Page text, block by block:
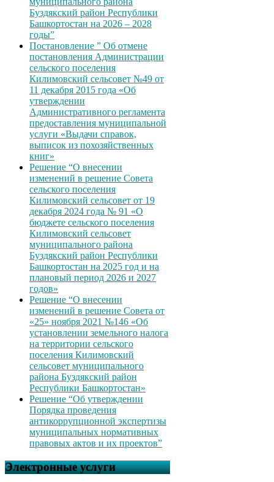
Буздякский район Республики
Башкортостан на 2026 – 2028
годы”
Постановление ” Об отмене
постановления Администрации
сельского поселения
Килимовский сельсовет №49 от
11 декабря 2015 года «Об
утверждении
Административного регламента
предоставления муниципальной
услуги «Выдачи справок,
выписок из похозяйственных
книг»
Решение “О внесении
изменений в решение Совета
сельского поселения
Килимовский сельсовет от 19
декабря 2024 года № 91 «О
бюджете сельского поселения
Килимовский сельсовет
муниципального района
Буздякский район Республики
Башкортостан на 2025 год и на
плановый период 2026 и 2027
годов»
Решение “О внесении
изменений в решение Совета от
«25» ноября 2021 №146 «Об
установлении земельного налога
на территории сельского
поселения Килимовский
сельсовет муниципального
района Буздякский район
Республики Башкортостан»
Решение “Об утверждении
Порядка проведения
антикоррупционной экспертизы
муниципальных нормативных
правовых актов и их проектов”
Электронные услуги